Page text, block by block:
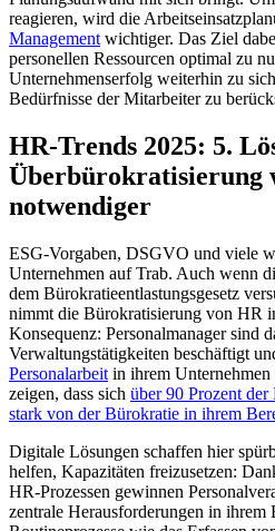
reagieren, wird die
Management wichtiger. Das Ziel
personellen Ressourcen optimal zu
Unternehmenserfolg weiterhin zu
Bedürfnisse der Mitarbeiter zu
HR-Trends 2025: 5.
Überbürokratisierung
notwendiger
ESG-Vorgaben, DSGVO und viele
Unternehmen auf Trab. Auch wenn
dem Bürokratieentlastungsgesetz
nimmt die Bürokratisierung von HR
Konsequenz: Personalmanager sind
Verwaltungstätigkeiten beschäftigt
Personalarbeit in ihrem
zeigen, dass sich über 90 Prozent
stark von der Bürokratie in ihrem
Digitale Lösungen schaffen hier
helfen, Kapazitäten freizusetzen:
HR-Prozessen gewinnen
zentrale Herausforderungen in ihrem